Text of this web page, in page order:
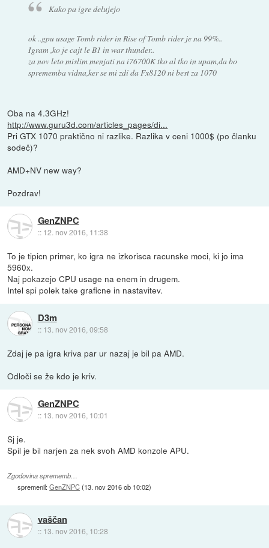
Kako pa igre delujejo
ok ..gpu usage Tomb rider in Rise of Tomb rider je na 99%..
Igram ,ko je cajt le B1 in war thunder..
za nov leto mislim menjati na i76700K tko al tko in upam,da bo
sprememba vidna,ker se mi zdi da Fx8120 ni best za 1070
Oba na 4.3GHz!
http://www.guru3d.com/articles_pages/di...
Pri GTX 1070 praktično ni razlike. Razlika v ceni 1000$ (po članku
sodeč)?
AMD+NV new way?
Pozdrav!
GenZNPC
:: 12. nov 2016, 11:38
To je tipicn primer, ko igra ne izkorisca racunske moci, ki jo ima
5960x.
Naj pokazejo CPU usage na enem in drugem.
Intel spi polek take graficne in nastavitev.
D3m
:: 13. nov 2016, 09:58
Zdaj je pa igra kriva par ur nazaj je bil pa AMD.
Odloči se že kdo je kriv.
GenZNPC
:: 13. nov 2016, 10:01
Sj je.
Spil je bil narjen za nek svoh AMD konzole APU.
Zgodovina sprememb…
spremenil:GenZNPC(13. nov 2016 ob 10:02)
vaščan
:: 13. nov 2016, 10:28